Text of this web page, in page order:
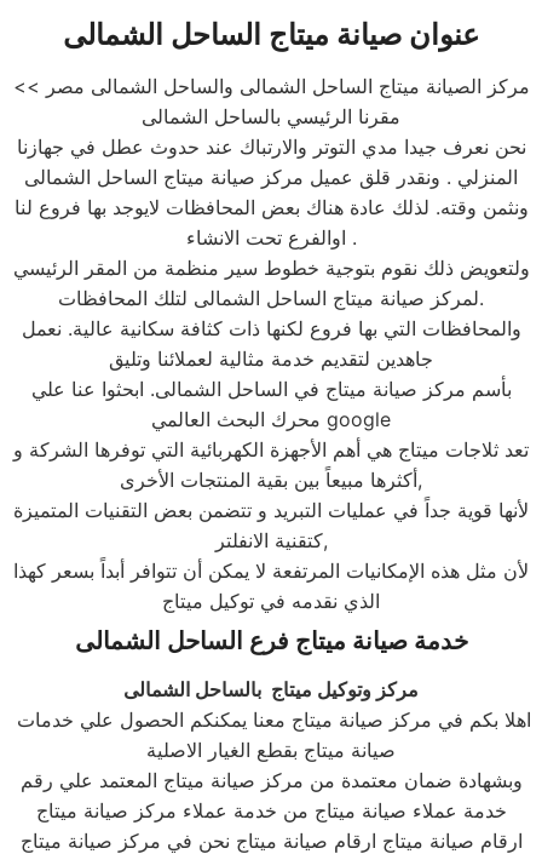
عنوان صيانة ميتاج الساحل الشمالى
مركز الصيانة ميتاج الساحل الشمالى والساحل الشمالى مصر >>
مقرنا الرئيسي بالساحل الشمالى
نحن نعرف جيدا مدي التوتر والارتباك عند حدوث عطل في جهازنا
المنزلي . ونقدر قلق عميل مركز صيانة ميتاج الساحل الشمالى
ونثمن وقته. لذلك عادة هناك بعض المحافظات لايوجد بها فروع لنا
اوالفرع تحت الانشاء .
ولتعويض ذلك نقوم بتوجية خطوط سير منظمة من المقر الرئيسي
لمركز صيانة ميتاج الساحل الشمالى لتلك المحافظات.
والمحافظات التي بها فروع لكنها ذات كثافة سكانية عالية. نعمل
جاهدين لتقديم خدمة مثالية لعملائنا وتليق
بأسم مركز صيانة ميتاج في الساحل الشمالى. ابحثوا عنا علي
محرك البحث العالمي google
تعد ثلاجات ميتاج هي أهم الأجهزة الكهربائية التي توفرها الشركة و
أكثرها مبيعاً بين بقية المنتجات الأخرى,
لأنها قوية جداً في عمليات التبريد و تتضمن بعض التقنيات المتميزة
كتقنية الانفلتر,
لأن مثل هذه الإمكانيات المرتفعة لا يمكن أن تتوافر أبداً بسعر كهذا
الذي نقدمه في توكيل ميتاج
خدمة صيانة ميتاج فرع الساحل الشمالى
مركز وتوكيل ميتاج بالساحل الشمالى
صيانة ميتاج بقطع الغيار الاصلية
وبشهادة ضمان معتمدة من مركز صيانة ميتاج المعتمد علي رقم
خدمة عملاء صيانة ميتاج من خدمة عملاء مركز صيانة ميتاج
ارقام صيانة ميتاج ارقام صيانة ميتاج نحن في مركز صيانة ميتاج